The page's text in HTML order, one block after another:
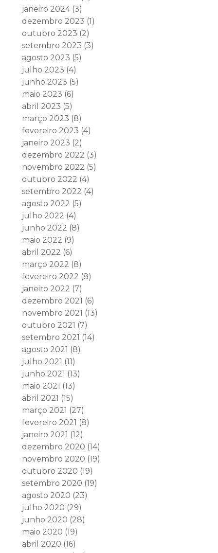
janeiro 2024(3)
dezembro 2023 (1)
outubro 2023 (2)
setembro 2023 (3)
agosto 2023 (5)
julho 2023 (4)
junho 2023 (5)
maio 2023 (6)
abril 2023 (5)
março 2023 (8)
fevereiro 2023 (4)
janeiro 2023 (2)
dezembro 2022 (3)
novembro 2022 (5)
outubro 2022 (4)
setembro 2022 (4)
agosto 2022 (5)
julho 2022 (4)
junho 2022 (8)
maio 2022 (9)
abril 2022 (6)
março 2022 (8)
fevereiro 2022 (8)
janeiro 2022 (7)
dezembro 2021 (6)
novembro 2021 (13)
outubro 2021 (7)
setembro 2021 (14)
agosto 2021 (8)
julho 2021 (11)
junho 2021 (13)
maio 2021 (13)
abril 2021 (15)
março 2021 (27)
fevereiro 2021 (8)
janeiro 2021 (12)
dezembro 2020 (14)
novembro 2020 (19)
outubro 2020 (19)
setembro 2020 (19)
agosto 2020 (23)
julho 2020 (29)
junho 2020 (28)
maio 2020 (19)
abril 2020 (16)